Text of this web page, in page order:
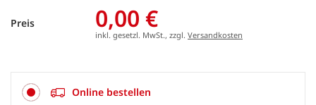
Preis 0,00 €
inkl. gesetzl. MwSt., zzgl. Versandkosten
Online bestellen